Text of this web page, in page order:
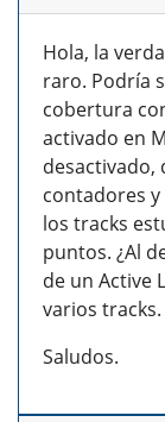
Hola, la
raro. Podría
cobertura
activado en
desactivado,
contadores
los tracks
puntos. ¿Al
de un Active
varios tracks.
Saludos.